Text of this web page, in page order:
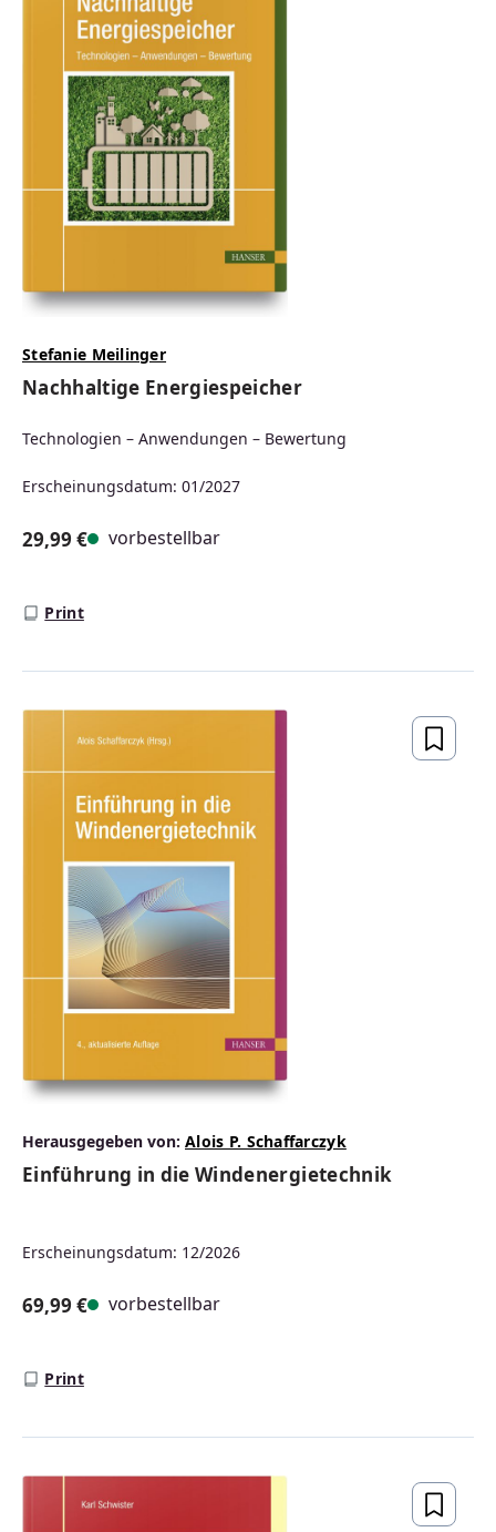
Stefanie Meilinger
Nachhaltige Energiespeicher
Technologien – Anwendungen – Bewertung
Erscheinungsdatum: 01/2027
29,99 € vorbestellbar
Print
Herausgegeben von: Alois P. Schaffarczyk
Einführung in die Windenergietechnik
Erscheinungsdatum: 12/2026
69,99 € vorbestellbar
Print